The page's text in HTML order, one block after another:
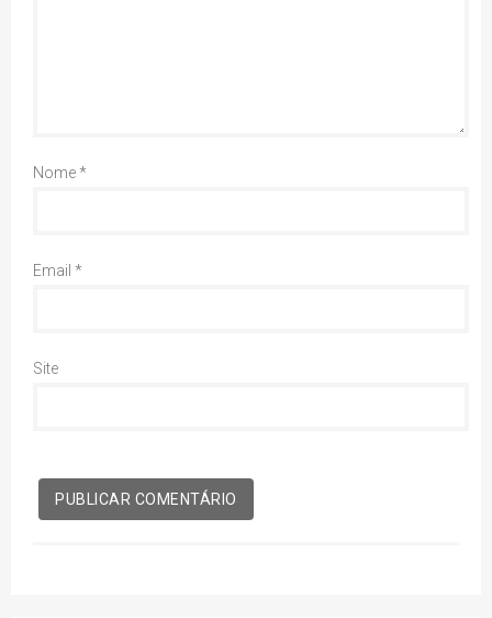
Nome*
Email *
Site